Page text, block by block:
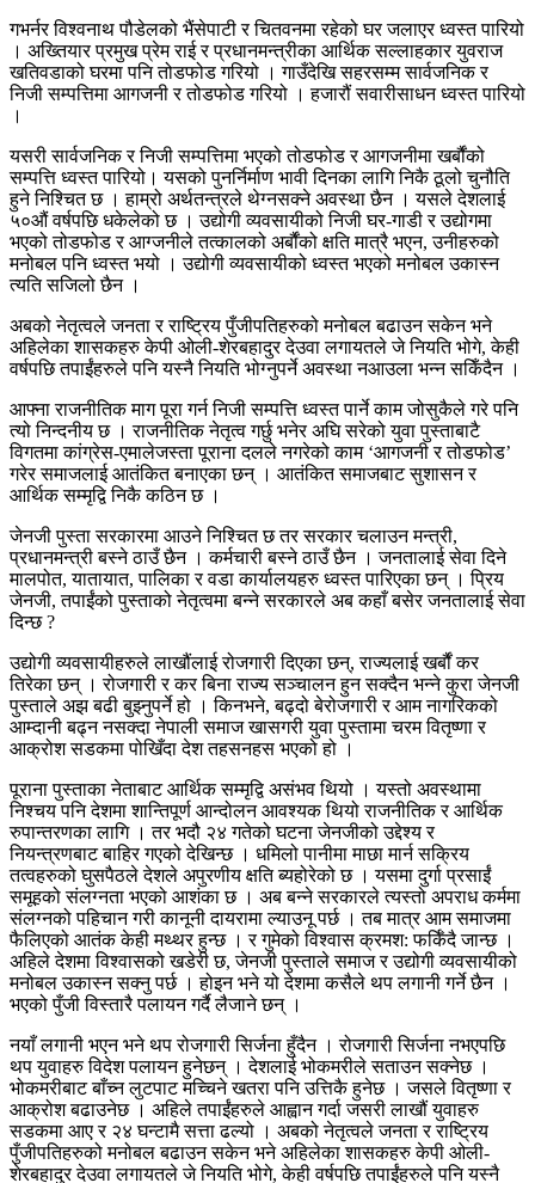
गभर्नर विश्वनाथ पौडेलको भैंसेपाटी र चितवनमा रहेको घर जलाएर ध्वस्त पारियो
। अख्तियार प्रमुख प्रेम राई र प्रधानमन्त्रीका आर्थिक सल्लाहकार युवराज
खतिवडाको घरमा पनि तोडफोड गरियो । गाउँदेखि सहरसम्म सार्वजनिक र
निजी सम्पत्तिमा आगजनी र तोडफोड गरियो । हजारौं सवारीसाधन ध्वस्त पारियो
।
यसरी सार्वजनिक र निजी सम्पत्तिमा भएको तोडफोड र आगजनीमा खर्बौंको
सम्पत्ति ध्वस्त पारियो। यसको पुनर्निर्माण भावी दिनका लागि निकै ठूलो चुनौति
हुने निश्चित छ । हाम्रो अर्थतन्त्रले थेग्नसक्ने अवस्था छैन । यसले देशलाई
५०औं वर्षपछि धकेलेको छ । उद्योगी व्यवसायीको निजी घर-गाडी र उद्योगमा
भएको तोडफोड र आग्जनीले तत्कालको अर्बौंको क्षति मात्रै भएन, उनीहरुको
मनोबल पनि ध्वस्त भयो । उद्योगी व्यवसायीको ध्वस्त भएको मनोबल उकास्न
त्यति सजिलो छैन ।
अबको नेतृत्वले जनता र राष्ट्रिय पुँजीपतिहरुको मनोबल बढाउन सकेन भने
अहिलेका शासकहरु केपी ओली-शेरबहादुर देउवा लगायतले जे नियति भोगे, केही
वर्षपछि तपाईंहरुले पनि यस्नै नियति भोग्नुपर्ने अवस्था नआउला भन्न सकिँदैन ।
आफ्ना राजनीतिक माग पूरा गर्न निजी सम्पत्ति ध्वस्त पार्ने काम जोसुकैले गरे पनि
त्यो निन्दनीय छ । राजनीतिक नेतृत्व गर्छु भनेर अघि सरेको युवा पुस्ताबाटै
विगतमा कांग्रेस-एमालेजस्ता पूराना दलले नगरेको काम ‘आगजनी र तोडफोड’
गरेर समाजलाई आतंकित बनाएका छन् । आतंकित समाजबाट सुशासन र
आर्थिक सम्मृद्वि निकै कठिन छ ।
जेनजी पुस्ता सरकारमा आउने निश्चित छ तर सरकार चलाउन मन्त्री,
प्रधानमन्त्री बस्ने ठाउँ छैन । कर्मचारी बस्ने ठाउँ छैन । जनतालाई सेवा दिने
मालपोत, यातायात, पालिका र वडा कार्यालयहरु ध्वस्त पारिएका छन् । प्रिय
जेनजी, तपाईंको पुस्ताको नेतृत्वमा बन्ने सरकारले अब कहाँ बसेर जनतालाई सेवा
दिन्छ ?
उद्योगी व्यवसायीहरुले लाखौंलाई रोजगारी दिएका छन्, राज्यलाई खर्बौं कर
तिरेका छन् । रोजगारी र कर बिना राज्य सञ्चालन हुन सक्दैन भन्ने कुरा जेनजी
पुस्ताले अझ बढी बुझ्नुपर्ने हो । किनभने, बढ्दो बेरोजगारी र आम नागरिकको
आम्दानी बढ्न नसक्दा नेपाली समाज खासगरी युवा पुस्तामा चरम वितृष्णा र
आक्रोश सडकमा पोखिँदा देश तहसनहस भएको हो ।
पूराना पुस्ताका नेताबाट आर्थिक सम्मृद्वि असंभव थियो । यस्तो अवस्थामा
निश्चय पनि देशमा शान्तिपूर्ण आन्दोलन आवश्यक थियो राजनीतिक र आर्थिक
रुपान्तरणका लागि । तर भदौ २४ गतेको घटना जेनजीको उद्देश्य र
नियन्त्रणबाट बाहिर गएको देखिन्छ । धमिलो पानीमा माछा मार्न सक्रिय
तत्वहरुको घुसपैठले देशले अपुरणीय क्षति ब्यहोरेको छ । यसमा दुर्गा प्रसाईं
समूहको संलग्नता भएको आशंका छ । अब बन्ने सरकारले त्यस्तो अपराध कर्ममा
संलग्नको पहिचान गरी कानूनी दायरामा ल्याउनू पर्छ । तब मात्र आम समाजमा
फैलिएको आतंक केही मथ्थर हुन्छ । र गुमेको विश्वास क्रमश: फर्किँदै जान्छ ।
अहिले देशमा विश्वासको खडेरी छ, जेनजी पुस्ताले समाज र उद्योगी व्यवसायीको
मनोबल उकास्न सक्नु पर्छ । होइन भने यो देशमा कसैले थप लगानी गर्ने छैन ।
भएको पुँजी विस्तारै पलायन गर्दै लैजाने छन् ।
नयाँ लगानी भएन भने थप रोजगारी सिर्जना हुँदैन । रोजगारी सिर्जना नभएपछि
थप युवाहरु विदेश पलायन हुनेछन् । देशलाई भोकमरीले सताउन सक्नेछ ।
भोकमरीबाट बाँच्न लुटपाट मच्चिने खतरा पनि उत्तिकै हुनेछ । जसले वितृष्णा र
आक्रोश बढाउनेछ । अहिले तपाईंहरुले आह्वान गर्दा जसरी लाखौं युवाहरु
सडकमा आए र २४ घन्टामै सत्ता ढल्यो । अबको नेतृत्वले जनता र राष्ट्रिय
पुँजीपतिहरुको मनोबल बढाउन सकेन भने अहिलेका शासकहरु केपी ओली-
शेरबहादुर देउवा लगायतले जे नियति भोगे, केही वर्षपछि तपाईंहरुले पनि यस्नै